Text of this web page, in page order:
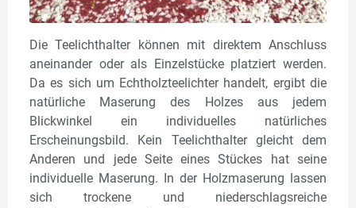
Die Teelichthalter können mit direktem Anschluss
aneinander oder als Einzelstücke platziert werden.
Da es sich um Echtholzteelichter handelt, ergibt die
natürliche Maserung des Holzes aus jedem
Blickwinkel ein individuelles natürliches
Erscheinungsbild. Kein Teelichthalter gleicht dem
Anderen und jede Seite eines Stückes hat seine
individuelle Maserung. In der Holzmaserung lassen
sich trockene und niederschlagsreiche